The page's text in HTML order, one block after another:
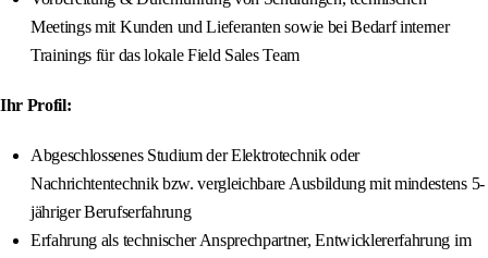
Meetings mit Kunden und Lieferanten sowie bei Bedarf interner
Trainings für das lokale Field Sales Team
Ihr Profil:
Abgeschlossenes Studium der Elektrotechnik oder
Nachrichtentechnik bzw. vergleichbare Ausbildung mit mindestens 5-
jähriger Berufserfahrung
Erfahrung als technischer Ansprechpartner, Entwicklererfahrung im